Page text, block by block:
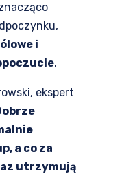
i
.
ekspert
a co za
utrzymują